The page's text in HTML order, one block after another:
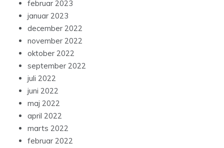
februar 2023
januar 2023
december 2022
november 2022
oktober 2022
september 2022
juli 2022
juni 2022
maj 2022
april 2022
marts 2022
februar 2022